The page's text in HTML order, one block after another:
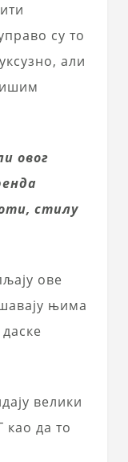
су то
али
овог
стилу
ове
њима
велики
као да то